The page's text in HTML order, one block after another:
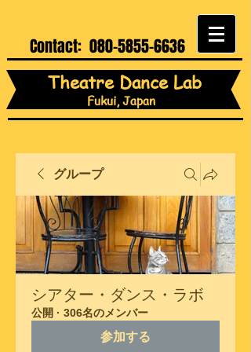
Contact: 080-5855-6636
Theatre Dance Lab
Fukui, Japan
グループ
シアター・ダンス・ラボ
公開 · 306名のメンバー
参加する